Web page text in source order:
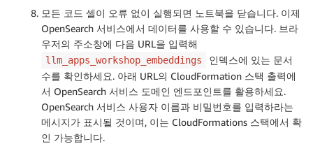
arguments
"--opensearch-
"--opensearch-
"--opensearch-index-
"--embeddings-
"--chunk-size-for-
"--chunk-overlap-
"--input-data-dir"
"--create-index-
모든 코드 셀이 오류 없이 실행되면 노트북을 닫습니다. 이제
OpenSearch 서비스에서 데이터를 사용할 수 있습니다. 브라
우저의 주소창에 다음 URL을 입력해
llm_apps_workshop_embeddings
인덱스에 있는 문서
수를 확인하세요. 아래 URL의 CloudFormation 스택 출력에
서 OpenSearch 서비스 도메인 엔드포인트를 활용하세요.
OpenSearch 서비스 사용자 이름과 비밀번호를 입력하라는
메시지가 표시될 것이며, 이는 CloudFormations 스택에서 확
인 가능합니다.